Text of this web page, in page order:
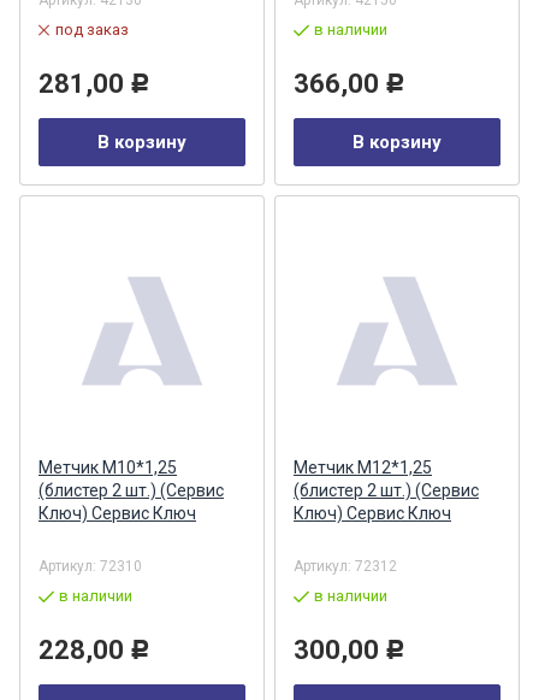
под заказ
281,00 Р
В корзину
в наличии
366,00 Р
В корзину
Метчик М10*1,25
(блистер 2 шт.) (Сервис
Ключ) Сервис Ключ
Артикул: 72310
в наличии
228,00 Р
Метчик М12*1,25
(блистер 2 шт.) (Сервис
Ключ) Сервис Ключ
Артикул: 72312
в наличии
300,00 Р